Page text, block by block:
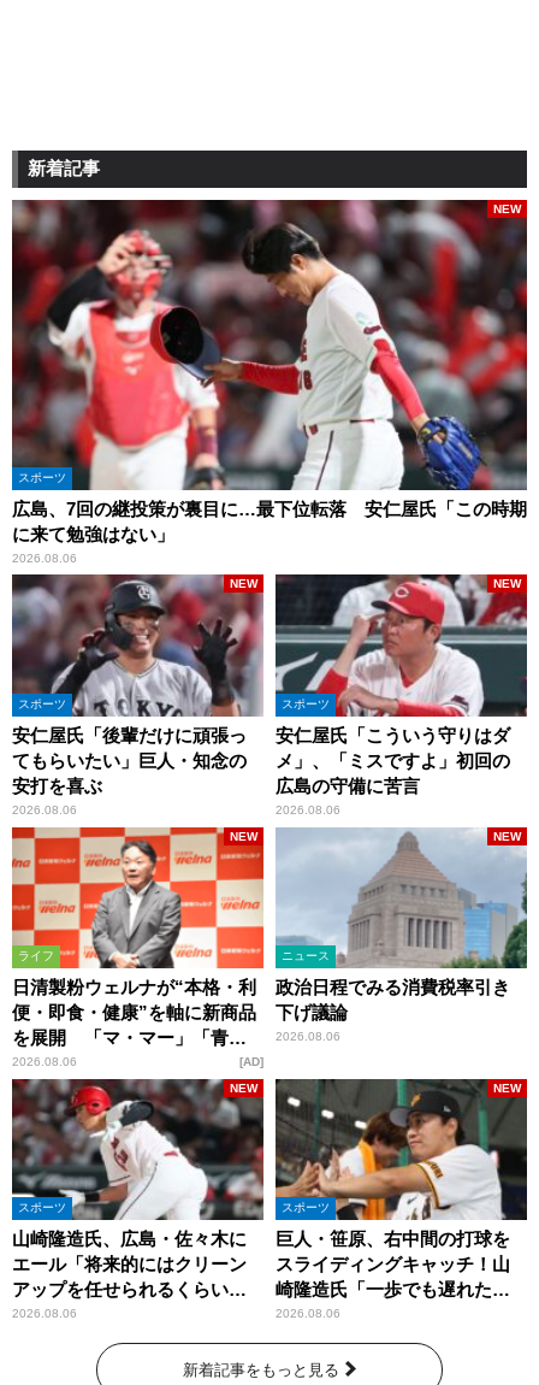
新着記事
スポーツ
広島、7回の継投策が裏目に…最下位転落 安仁屋氏「この時期
に来て勉強はない」
2026.08.06
NEW
スポーツ
安仁屋氏「後輩だけに頑張っ
てもらいたい」巨人・知念の
安打を喜ぶ
2026.08.06
NEW
スポーツ
安仁屋氏「こういう守りはダ
メ」、「ミスですよ」初回の
広島の守備に苦言
2026.08.06
NEW
ライフ
日清製粉ウェルナが“本格・利
便・即食・健康”を軸に新商品
を展開 「マ・マー」「青の
洞窟」ブランドを強化
2026.08.06
NEW
AD
ニュース
政治日程でみる消費税率引き
下げ議論
2026.08.06
NEW
スポーツ
山崎隆造氏、広島・佐々木に
エール「将来的にはクリーン
アップを任せられるくらいま
では成長して」
2026.08.06
NEW
スポーツ
巨人・笹原、右中間の打球を
スライディングキャッチ！山
崎隆造氏「一歩でも遅れた
ら…」
2026.08.06
NEW
新着記事をもっと見る